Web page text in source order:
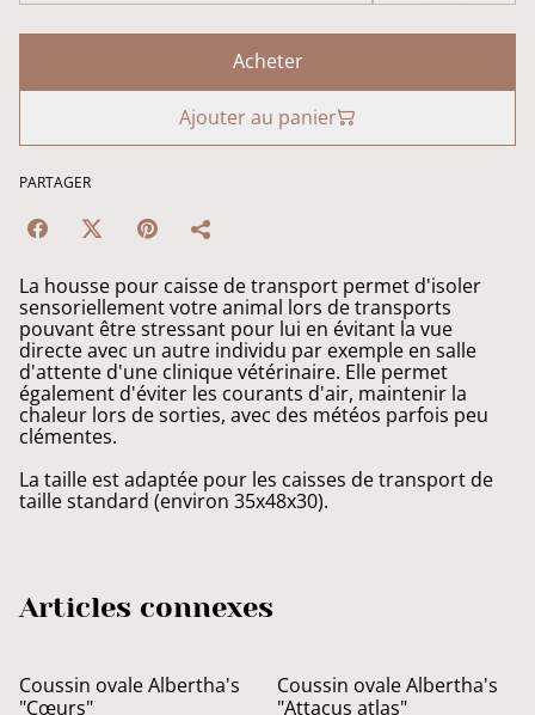
Acheter
Ajouter au panier
PARTAGER
La housse pour caisse de transport permet d'isoler
sensoriellement votre animal lors de transports
pouvant être stressant pour lui en évitant la vue
directe avec un autre individu par exemple en salle
d'attente d'une clinique vétérinaire. Elle permet
également d'éviter les courants d'air, maintenir la
chaleur lors de sorties, avec des météos parfois peu
clémentes.
La taille est adaptée pour les caisses de transport de
taille standard (environ 35x48x30).
Articles connexes
Coussin ovale Albertha's
"Cœurs"
Coussin ovale Albertha's
"Attacus atlas"